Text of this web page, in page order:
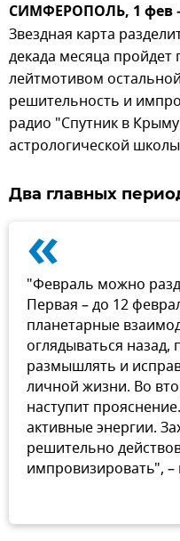
СИМФЕРОПОЛЬ, 1 фев
Звездная карта
декада месяца
лейтмотивом
решительность и
радио "Спутник в
астрологической
Два главных
«
"Февраль можно
Первая – до 12
планетарные
оглядываться назад,
размышлять и
личной жизни. Во
наступит
активные энергии.
решительно
импровизировать", –